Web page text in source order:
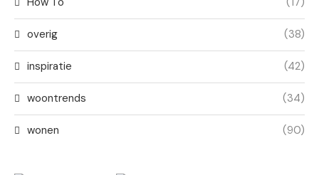
overig (38)
inspiratie (42)
woontrends (34)
wonen (90)